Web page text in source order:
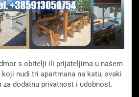
s obitelji ili prijateljima u našem
nudi tri apartmana na katu, svaki
za dodatnu privatnost i udobnost.